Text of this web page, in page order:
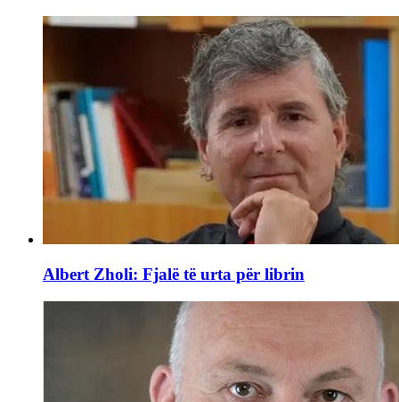
Albert Zholi: Fjalë të urta për librin